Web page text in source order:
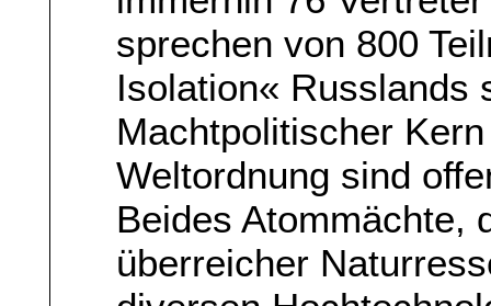
sprechen von 800
Isolation« Russlands
Machtpolitischer
Weltordnung sind
Beides Atommächte,
überreicher